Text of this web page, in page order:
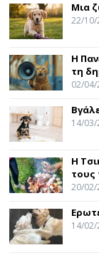
Μια
22/10/
Η
τη
02/04/
14/03/
Η
τους
20/02/
14/02/